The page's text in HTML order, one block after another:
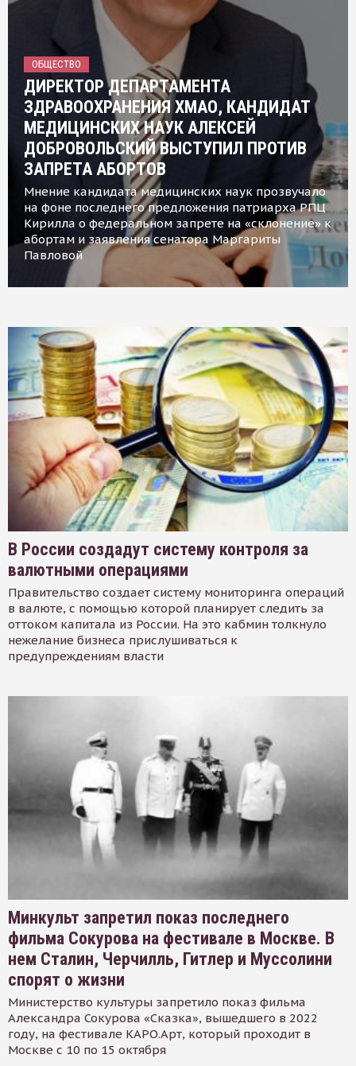
ОБЩЕСТВО
ДИРЕКТОР ДЕПАРТАМЕНТА
ЗДРАВООХРАНЕНИЯ ХМАО, КАНДИДАТ
МЕДИЦИНСКИХ НАУК АЛЕКСЕЙ
ДОБРОВОЛЬСКИЙ ВЫСТУПИЛ ПРОТИВ
ЗАПРЕТА АБОРТОВ
Мнение кандидата медицинских наук прозвучало
на фоне последнего предложения патриарха РПЦ
Кирилла о федеральном запрете на «склонение» к
абортам и заявления сенатора Маргариты
Павловой
В России создадут систему контроля за
валютными операциями
Правительство создает систему мониторинга операций
в валюте, с помощью которой планирует следить за
оттоком капитала из России. На это кабмин толкнуло
нежелание бизнеса прислушиваться к
предупреждениям власти
Минкульт запретил показ последнего
фильма Сокурова на фестивале в Москве. В
нем Сталин, Черчилль, Гитлер и Муссолини
спорят о жизни
Министерство культуры запретило показ фильма
Александра Сокурова «Сказка», вышедшего в 2022
году, на фестивале КАРО.Арт, который проходит в
Москве с 10 по 15 октября